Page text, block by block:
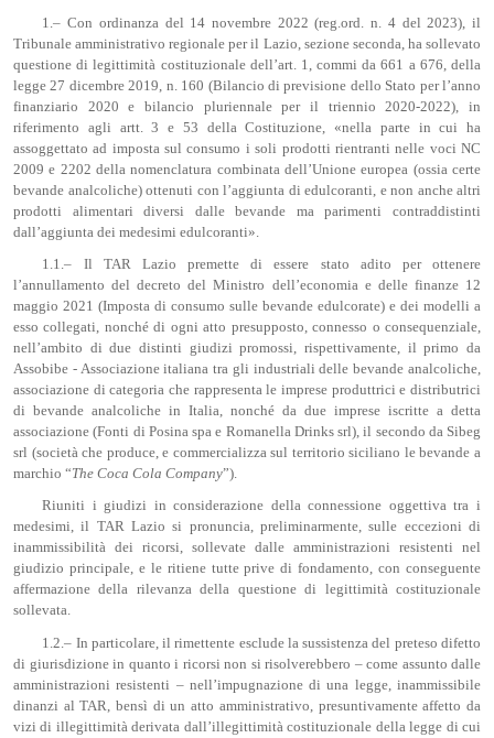
1.– Con ordinanza del 14 novembre 2022 (reg.ord. n. 4 del 2023), il
Tribunale amministrativo regionale per il Lazio, sezione seconda, ha sollevato
questione di legittimità costituzionale dell’art. 1, commi da 661 a 676, della
legge 27 dicembre 2019, n. 160 (Bilancio di previsione dello Stato per l’anno
finanziario 2020 e bilancio pluriennale per il triennio 2020-2022), in
riferimento agli artt. 3 e 53 della Costituzione, «nella parte in cui ha
assoggettato ad imposta sul consumo i soli prodotti rientranti nelle voci NC
2009 e 2202 della nomenclatura combinata dell’Unione europea (ossia certe
bevande analcoliche) ottenuti con l’aggiunta di edulcoranti, e non anche altri
prodotti alimentari diversi dalle bevande ma parimenti contraddistinti
dall’aggiunta dei medesimi edulcoranti».
1.1.– Il TAR Lazio premette di essere stato adito per ottenere
l’annullamento del decreto del Ministro dell’economia e delle finanze 12
maggio 2021 (Imposta di consumo sulle bevande edulcorate) e dei modelli a
esso collegati, nonché di ogni atto presupposto, connesso o consequenziale,
nell’ambito di due distinti giudizi promossi, rispettivamente, il primo da
Assobibe - Associazione italiana tra gli industriali delle bevande analcoliche,
associazione di categoria che rappresenta le imprese produttrici e distributrici
di bevande analcoliche in Italia, nonché da due imprese iscritte a detta
associazione (Fonti di Posina spa e Romanella Drinks srl), il secondo da Sibeg
srl (società che produce, e commercializza sul territorio siciliano le bevande a
marchio “The Coca Cola Company”).
Riuniti i giudizi in considerazione della connessione oggettiva tra i
medesimi, il TAR Lazio si pronuncia, preliminarmente, sulle eccezioni di
inammissibilità dei ricorsi, sollevate dalle amministrazioni resistenti nel
giudizio principale, e le ritiene tutte prive di fondamento, con conseguente
affermazione della rilevanza della questione di legittimità costituzionale
sollevata.
1.2.– In particolare, il rimettente esclude la sussistenza del preteso difetto
di giurisdizione in quanto i ricorsi non si risolverebbero – come assunto dalle
amministrazioni resistenti – nell’impugnazione di una legge, inammissibile
dinanzi al TAR, bensì di un atto amministrativo, presuntivamente affetto da
vizi di illegittimità derivata dall’illegittimità costituzionale della legge di cui